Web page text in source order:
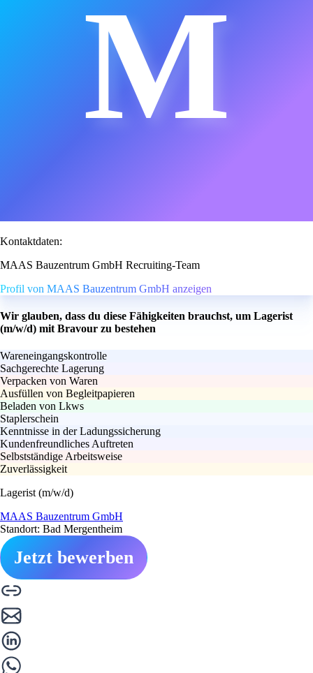
M
Kontaktdaten:
MAAS Bauzentrum GmbH Recruiting-Team
Profil von MAAS Bauzentrum GmbH anzeigen
Wir glauben, dass du diese Fähigkeiten brauchst, um Lagerist
(m/w/d) mit Bravour zu bestehen
Wareneingangskontrolle
Sachgerechte Lagerung
Verpacken von Waren
Ausfüllen von Begleitpapieren
Beladen von Lkws
Staplerschein
Kenntnisse in der Ladungssicherung
Kundenfreundliches Auftreten
Selbstständige Arbeitsweise
Zuverlässigkeit
Lagerist (m/w/d)
MAAS Bauzentrum GmbH
Standort: Bad Mergentheim
Jetzt bewerben